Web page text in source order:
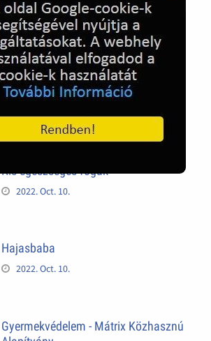
Adó 1% felajánlással adóbevalláskor
segítheted a gyermekmentést
2024. Feb. 27.
Mindig van újra, és újra
Kis egészséges fogak
2022. Oct. 10.
Hajasbaba
2022. Oct. 10.
Gyermekvédelem - Mátrix Közhasznú